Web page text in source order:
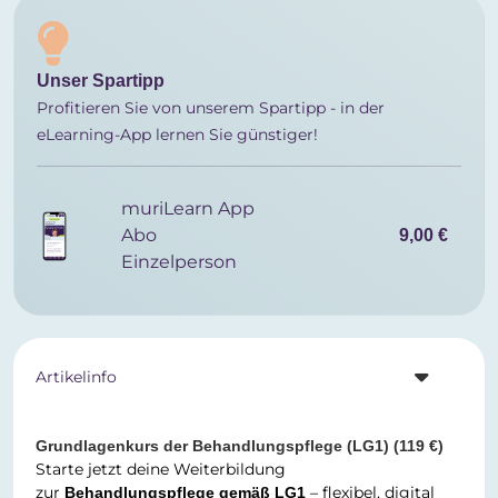
Unser Spartipp
Profitieren Sie von unserem Spartipp - in der
eLearning-App lernen Sie günstiger!
muriLearn App
Abo
Einzelperson
9,00 €
Artikelinfo
Grundlagenkurs der Behandlungspflege (LG1) (119 €)
Starte jetzt deine Weiterbildung
zur Behandlungspflege gemäß LG1 – flexibel, digital